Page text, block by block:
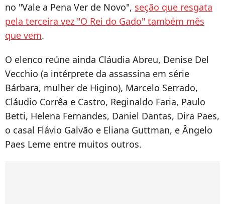
no "Vale a Pena Ver de Novo", seção que resgata
pela terceira vez "O Rei do Gado" também mês
que vem.
O elenco reúne ainda Cláudia Abreu, Denise Del
Vecchio (a intérprete da assassina em série
Bárbara, mulher de Higino), Marcelo Serrado,
Cláudio Corrêa e Castro, Reginaldo Faria, Paulo
Betti, Helena Fernandes, Daniel Dantas, Dira Paes,
o casal Flávio Galvão e Eliana Guttman, e Ângelo
Paes Leme entre muitos outros.